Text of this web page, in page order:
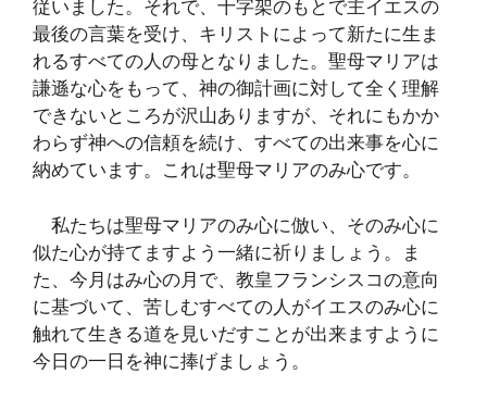
従いました。それで、十字架のもとで主イエスの
最後の言葉を受け、キリストによって新たに生ま
れるすべての人の母となりました。聖母マリアは
謙遜な心をもって、神の御計画に対して全く理解
できないところが沢山ありますが、それにもかか
わらず神への信頼を続け、すべての出来事を心に
納めています。これは聖母マリアのみ心です。
私たちは聖母マリアのみ心に倣い、そのみ心に
似た心が持てますよう一緒に祈りましょう。ま
た、今月はみ心の月で、教皇フランシスコの意向
に基づいて、苦しむすべての人がイエスのみ心に
触れて生きる道を見いだすことが出来ますように
今日の一日を神に捧げましょう。